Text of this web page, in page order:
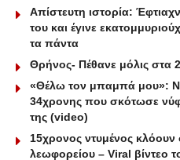
Απίστευτη ιστορία:
του και έγινε
τα πάντα
Θρήνος- Πέθανε μόλις στα
«Θέλω τον μπαμπά μου»:
34χρονης που σκότωσε
της (video)
15χρονος ντυμένος
λεωφορείου – Viral βίντεο